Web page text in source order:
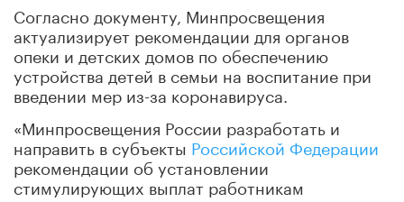
Согласно документу, Минпросвещения
актуализирует рекомендации для органов
опеки и детских домов по обеспечению
устройства детей в семьи на воспитание при
введении мер из-за коронавируса.
«Минпросвещения России разработать и
направить в субъекты Российской Федерации
рекомендации об установлении
стимулирующих выплат работникам